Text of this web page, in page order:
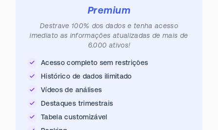
Premium
Destrave 100% dos dados e tenha acesso
imediato as informações atualizadas de mais de
6.000 ativos!
Acesso completo sem restrições
Histórico de dados ilimitado
Vídeos de análises
Destaques trimestrais
Tabela customizável